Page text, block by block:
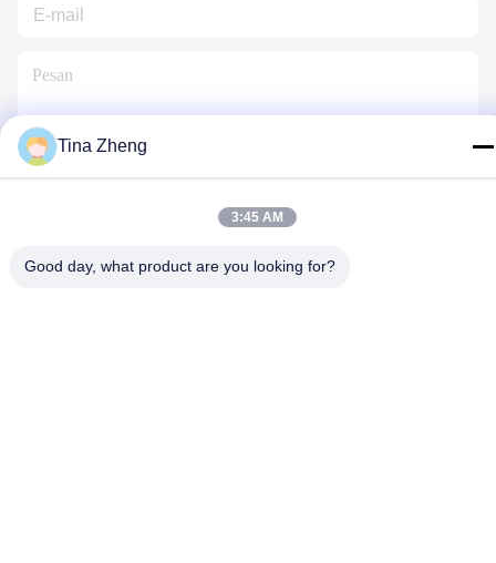
Tina Zheng
3:45 AM
Good day, what product are you looking for?